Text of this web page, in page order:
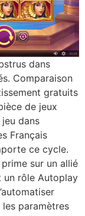
dans
Comparaison
gratuits
de jeux
dans
Français
ce cycle.
sur un allié
un rôle Autoplay
paramètres